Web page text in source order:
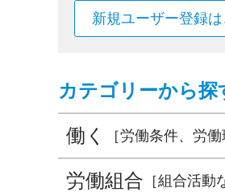
新規ユーザー登録
カテゴリーから探
働く ［労働条件、労働
労働組合 ［組合活動